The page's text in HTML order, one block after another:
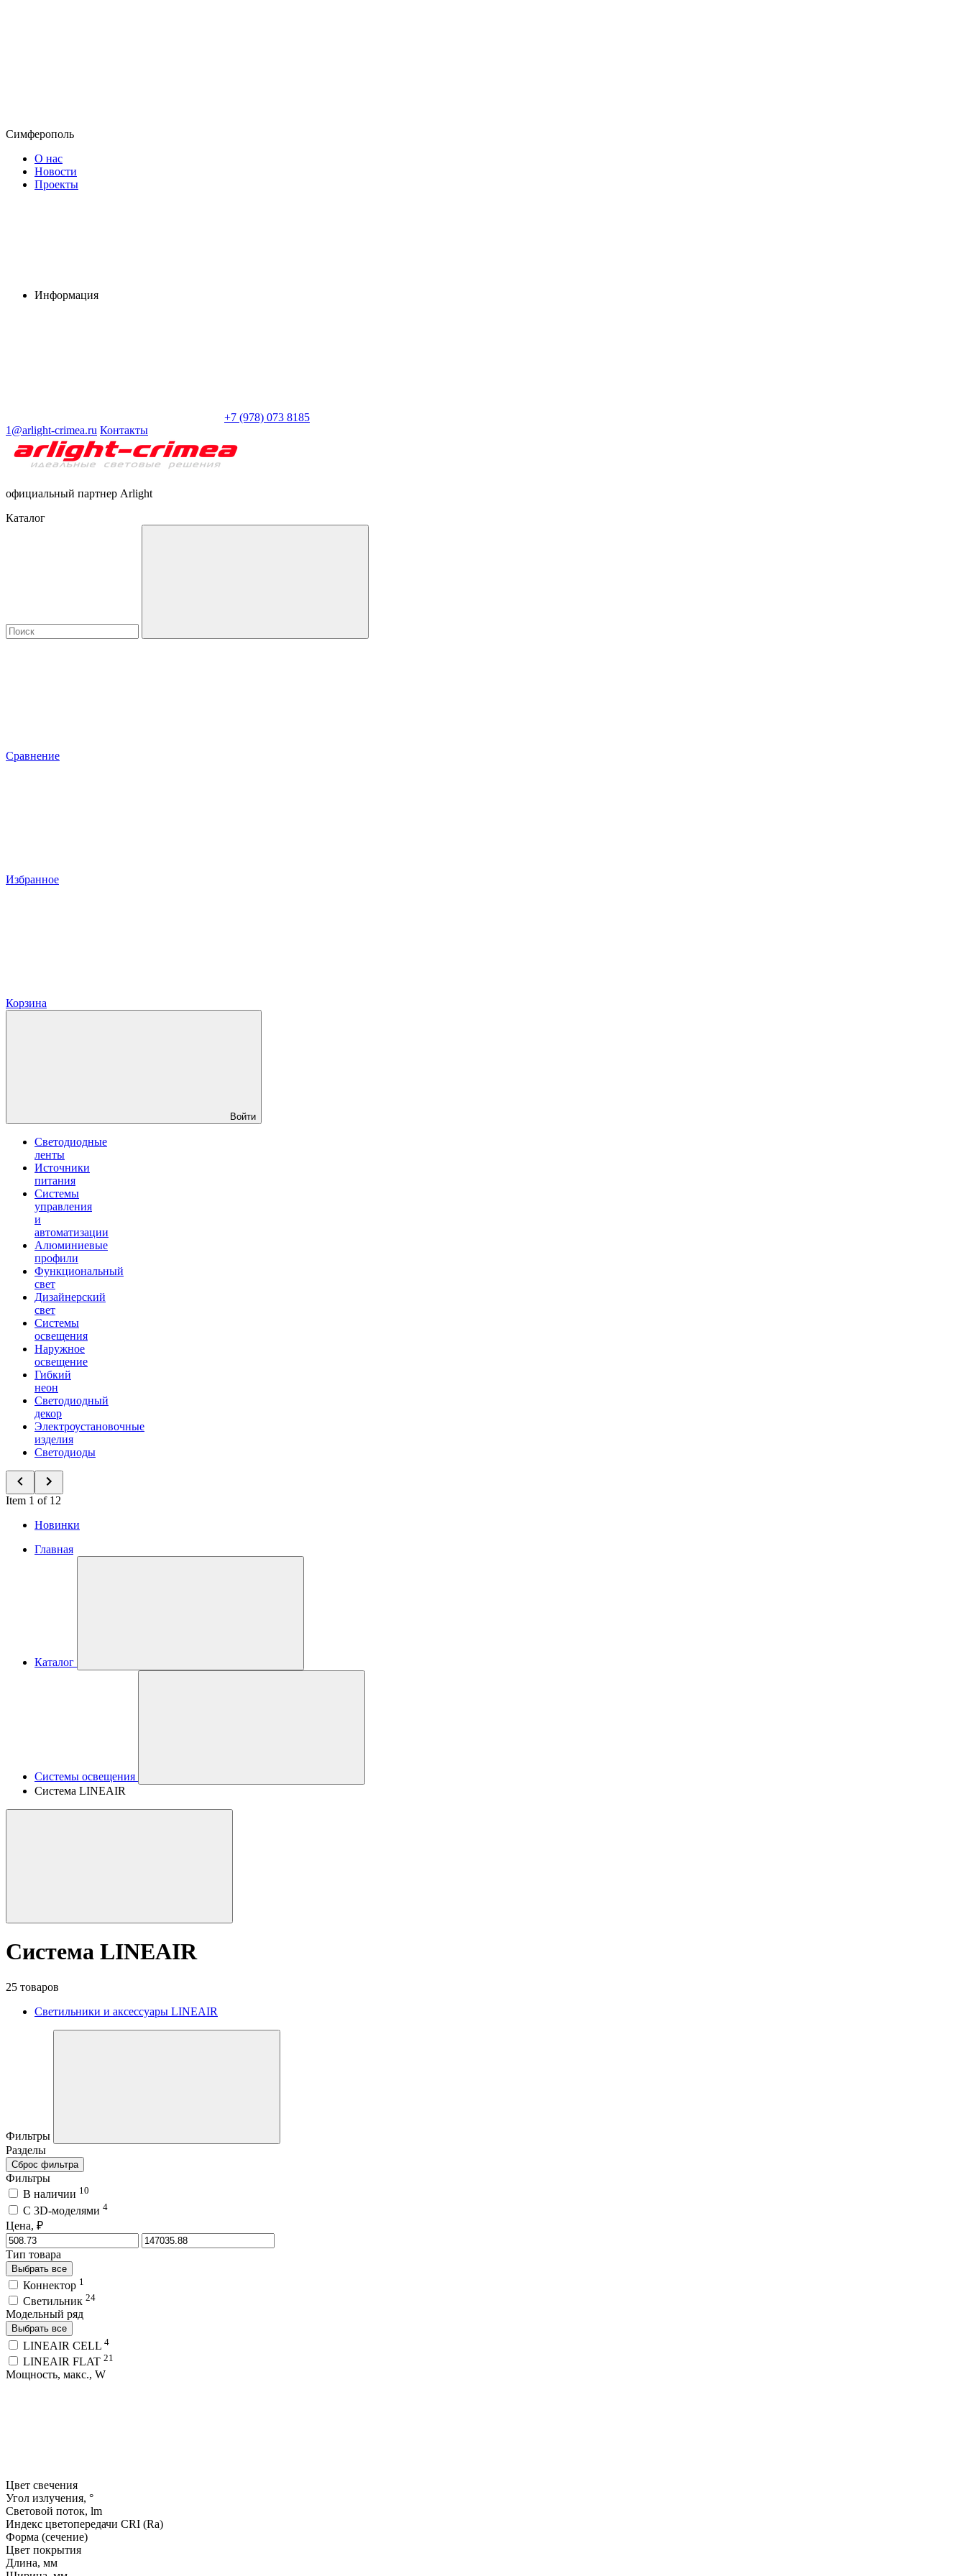
Симферополь
О нас
Новости
Проекты
Информация
+7 (978) 073 8185
1@arlight-crimea.ru Контакты
официальный партнер Arlight
Каталог
Сравнение
Избранное
Корзина
Войти
Светодиодные
ленты
Источники
питания
Системы
управления
и
автоматизации
Алюминиевые
профили
Функциональный
свет
Дизайнерский
свет
Системы
освещения
Наружное
освещение
Гибкий
неон
Светодиодный
декор
Электроустановочные
изделия
Светодиоды
Item 1 of 12
Новинки
Главная
Каталог
Системы освещения
Система LINEAIR
Система LINEAIR
25 товаров
Светильники и аксессуары LINEAIR
Фильтры
Разделы
Сброс фильтра
Фильтры
В наличии 10
C 3D-моделями 4
Цена, ₽
Тип товара
Выбрать все
Коннектор 1
Светильник 24
Модельный ряд
Выбрать все
LINEAIR CELL 4
LINEAIR FLAT 21
Мощность, макс., W
Цвет свечения
Угол излучения, °
Световой поток, lm
Индекс цветопередачи CRI (Ra)
Форма (сечение)
Цвет покрытия
Длина, мм